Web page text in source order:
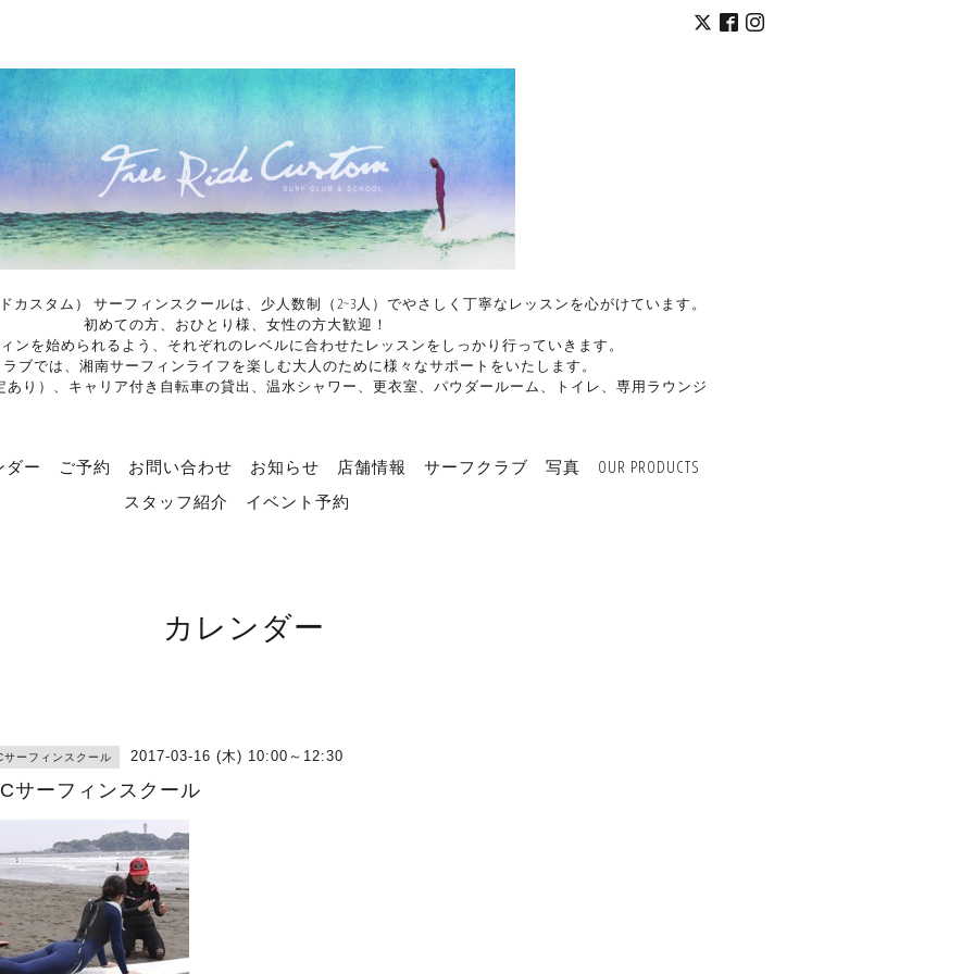
カスタム） サーフィンスクールは、少人数制（2~3人）でやさしく丁寧なレッスンを心がけています。
初めての方、おひとり様、女性の方大歓迎！
ンを始められるよう、それぞれのレベルに合わせたレッスンをしっかり行っていきます。
ラブでは、湘南サーフィンライフを楽しむ大人のために様々なサポートをいたします。
り）、キャリア付き自転車の貸出、温水シャワー、更衣室、パウダールーム、トイレ、専用ラウンジ
ダー ご予約 お問い合わせ お知らせ 店舗情報 サーフクラブ 写真
OUR PRODUCTS
スタッフ紹介
イベント予約
カレンダー
サーフィンスクール 2017-03-16 (木) 10:00～12:30
サーフィンスクール